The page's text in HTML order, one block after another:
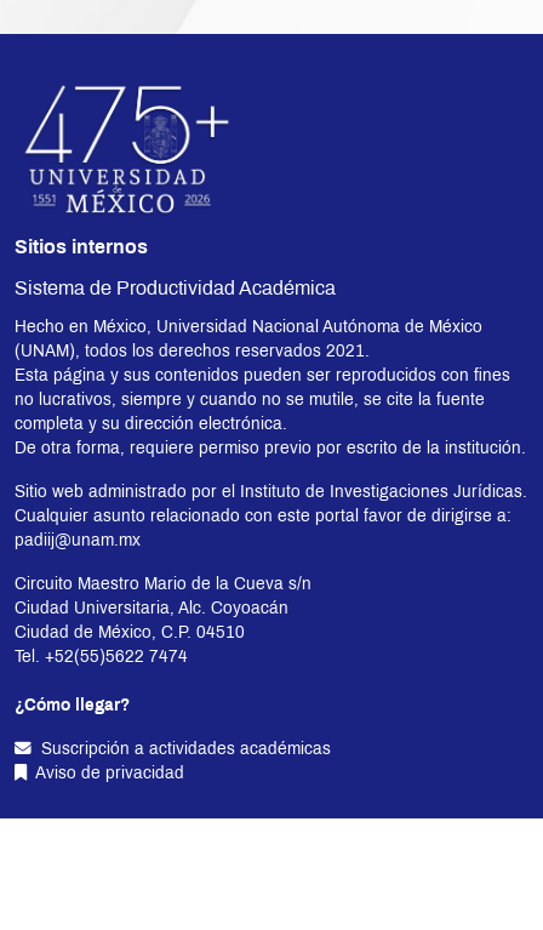
Sitios internos
Sistema de Productividad Académica
Hecho en México, Universidad Nacional Autónoma de México
(UNAM), todos los derechos reservados 2021.
Esta página y sus contenidos pueden ser reproducidos con fines
no lucrativos, siempre y cuando no se mutile, se cite la fuente
completa y su dirección electrónica.
De otra forma, requiere permiso previo por escrito de la institución.
Sitio web administrado por el Instituto de Investigaciones Jurídicas.
Cualquier asunto relacionado con este portal favor de dirigirse a:
padiij@unam.mx
Circuito Maestro Mario de la Cueva s/n
Ciudad Universitaria, Alc. Coyoacán
Ciudad de México, C.P. 04510
Tel. +52(55)5622 7474
¿Cómo llegar?
Suscripción a actividades académicas
Aviso de privacidad